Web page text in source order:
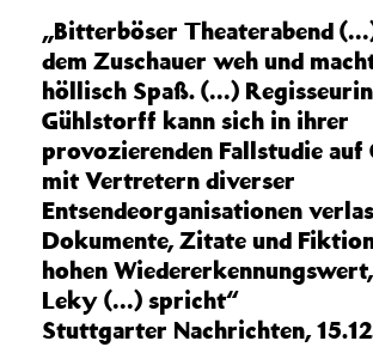
„Bitterböser Theaterabend
dem Zuschauer weh und
höllisch Spaß. (…)
Gühlstorff kann sich in ihrer
provozierenden Fallstudie auf
mit Vertretern diverser
Entsendeorganisationen
Dokumente, Zitate und
hohen
Leky (…) spricht“
Stuttgarter Nachrichten,